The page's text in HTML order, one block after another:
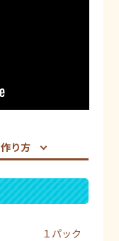
作り方
１パック